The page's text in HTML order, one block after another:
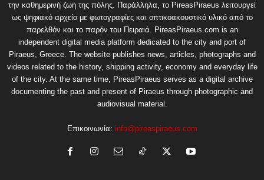
την καθημερινή ζωή της πόλης. Παράλληλα, το PireasPiraeus λειτουργεί
ως ψηφιακό αρχείο με φωτογραφίες και οπτικοακουστικό υλικό από το
παρελθόν και το παρόν του Πειραιά. PireasPiraeus.com is an
independent digital media platform dedicated to the city and port of
Piraeus, Greece. The website publishes news, articles, photographs and
videos related to the history, shipping activity, economy and everyday life
of the city. At the same time, PireasPiraeus serves as a digital archive
documenting the past and present of Piraeus through photographic and
audiovisual material.
Επικοινωνία: info@pireaspiraeus.com